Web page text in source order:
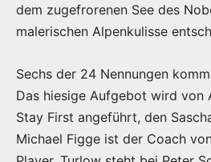
dem zugefrorenen See des
malerischen Alpenkulisse
Sechs der 24 Nennungen
Das hiesige Aufgebot wird von
Stay First angeführt, den
Michael Figge ist der Coach